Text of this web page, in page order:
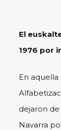
El
1976 por
En
dejaron
Navarra